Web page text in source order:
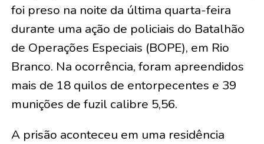
foi preso na noite da última quarta-feira
durante uma ação de policiais do Batalhão
de Operações Especiais (BOPE), em Rio
Branco. Na ocorrência, foram apreendidos
mais de 18 quilos de entorpecentes e 39
munições de fuzil calibre 5,56.
A prisão aconteceu em uma residência